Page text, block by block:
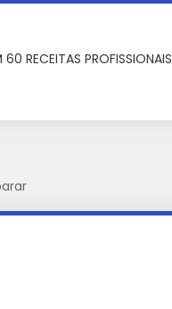
RECEITAS PROFISSIONAIS